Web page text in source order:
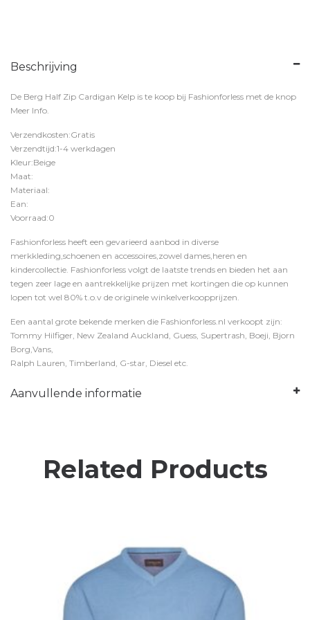
Beschrijving
De Berg Half Zip Cardigan Kelp is te koop bij Fashionforless met de knop
Meer Info.
Verzendkosten:Gratis
Verzendtijd:1-4 werkdagen
Kleur:Beige
Maat:
Materiaal:
Ean:
Voorraad:0
Fashionforless heeft een gevarieerd aanbod in diverse
merkkleding,schoenen en accessoires,zowel dames,heren en
kindercollectie. Fashionforless volgt de laatste trends en bieden het aan
tegen zeer lage en aantrekkelijke prijzen met kortingen die op kunnen
lopen tot wel 80% t.o.v de originele winkelverkoopprijzen.
Een aantal grote bekende merken die Fashionforless.nl verkoopt zijn:
Tommy Hilfiger, New Zealand Auckland, Guess, Supertrash, Boeji, Bjorn
Borg,Vans,
Ralph Lauren, Timberland, G-star, Diesel etc.
Aanvullende informatie
Related Products